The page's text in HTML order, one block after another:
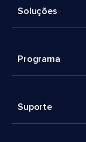
Soluções
Programa
Suporte